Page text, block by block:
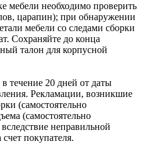
мебели необходимо проверить
царапин); при обнаружении
мебели со следами сборки
Сохраняйте до конца
талон для корпусной
течение 20 дней от даты
Рекламации, возникшие
(самостоятельно
(самостоятельно
неправильной
покупателя.